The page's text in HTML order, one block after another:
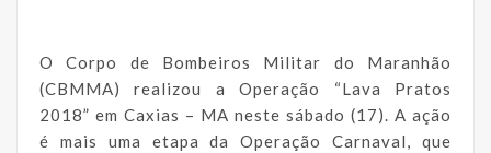
O Corpo de Bombeiros Militar do Maranhão
(CBMMA) realizou a Operação “Lava Pratos
2018” em Caxias – MA neste sábado (17). A ação
é mais uma etapa da Operação Carnaval, que